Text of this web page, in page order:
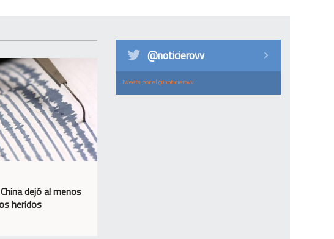
dejó al menos
heridos
@noticierovv
Tweets por el @noticierovv.